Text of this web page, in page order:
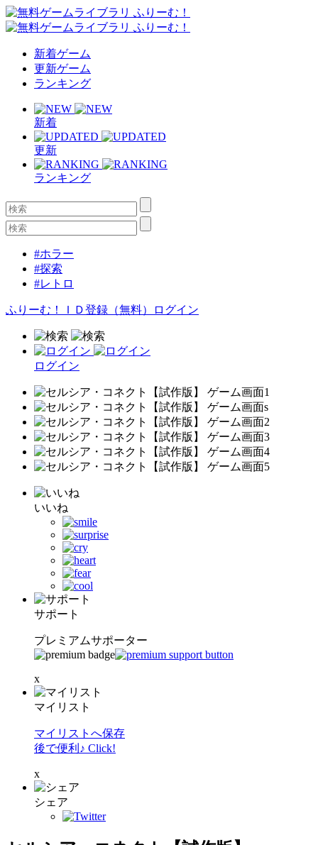
新着ゲーム
更新ゲーム
ランキング
新着
更新
ランキング
#ホラー
#探索
#レトロ
ふりーむ！ＩＤ登録（無料） ログイン
ログイン
いいね
サポート
プレミアムサポーター
x
マイリスト
マイリストへ保存
後で便利♪ Click!
x
シェア